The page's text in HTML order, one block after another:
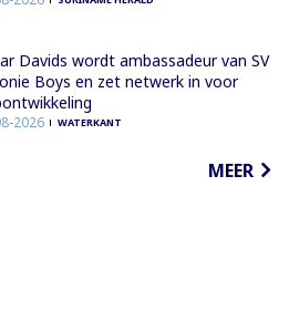
Davids wordt ambassadeur van SV
Boys en zet netwerk in voor
2026 WATERKANT
MEER